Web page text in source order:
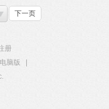
下一页
册
电脑版